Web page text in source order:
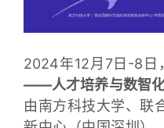
2024年12月7日-8日
——人才培养与数智
由南方科技大学、联